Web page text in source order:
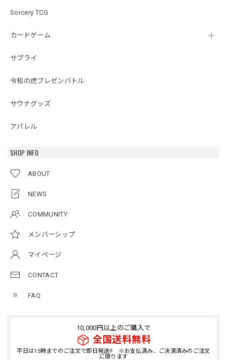
Sorcery TCG
カードゲーム
サプライ
令和の虎プレゼンバトル
サウナグッズ
アパレル
SHOP INFO
ABOUT
NEWS
COMMUNITY
メンバーシップ
マイページ
CONTACT
FAQ
10,000円以上のご購入で
全国送料無料
平日は15時までのご注文で即日発送!! ※お支払済み、ご決済済みのご注文
に限ります